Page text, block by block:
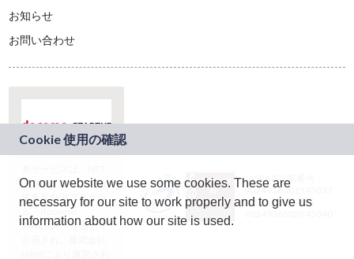
お知らせ
お問い合わせ
ドコモグループの新
規事業創出プログラ
ム「docomo
STARTUP」を通じて
JASRAC許諾番号：
9024936001Y45037
JASRAC許諾番号：
On our website we use some cookies. These are
necessary for our site to work properly and to give us
information about how our site is used.